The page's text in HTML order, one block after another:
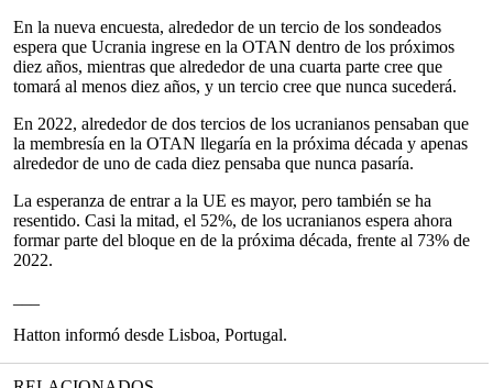
En la nueva encuesta, alrededor de un tercio de los sondeados
espera que Ucrania ingrese en la OTAN dentro de los próximos
diez años, mientras que alrededor de una cuarta parte cree que
tomará al menos diez años, y un tercio cree que nunca sucederá.
En 2022, alrededor de dos tercios de los ucranianos pensaban que
la membresía en la OTAN llegaría en la próxima década y apenas
alrededor de uno de cada diez pensaba que nunca pasaría.
La esperanza de entrar a la UE es mayor, pero también se ha
resentido. Casi la mitad, el 52%, de los ucranianos espera ahora
formar parte del bloque en de la próxima década, frente al 73% de
2022.
Hatton informó desde Lisboa, Portugal.